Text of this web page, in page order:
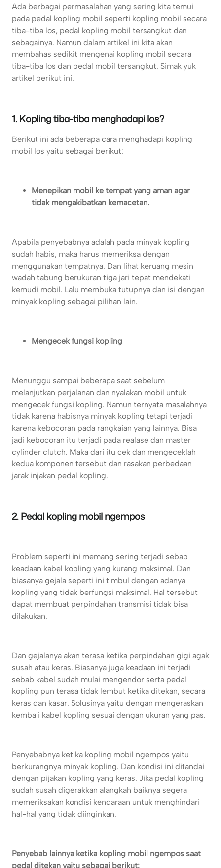
Ada berbagai permasalahan yang sering kita temui
pada pedal kopling mobil seperti kopling mobil secara
tiba-tiba los, pedal kopling mobil tersangkut dan
sebagainya. Namun dalam artikel ini kita akan
membahas sedikit mengenai kopling mobil secara
tiba-tiba los dan pedal mobil tersangkut. Simak yuk
artikel berikut ini.
1. Kopling tiba-tiba menghadapi los?
Berikut ini ada beberapa cara menghadapi kopling
mobil los yaitu sebagai berikut:
Menepikan mobil ke tempat yang aman agar
tidak mengakibatkan kemacetan.
Apabila penyebabnya adalah pada minyak kopling
sudah habis, maka harus memeriksa dengan
menggunakan tempatnya. Dan lihat keruang mesin
wadah tabung berukuran tiga jari tepat mendekati
kemudi mobil. Lalu membuka tutupnya dan isi dengan
minyak kopling sebagai pilihan lain.
Mengecek fungsi kopling
Menunggu sampai beberapa saat sebelum
melanjutkan perjalanan dan nyalakan mobil untuk
mengecek fungsi kopling. Namun ternyata masalahnya
tidak karena habisnya minyak kopling tetapi terjadi
karena kebocoran pada rangkaian yang lainnya. Bisa
jadi kebocoran itu terjadi pada realase dan master
cylinder clutch. Maka dari itu cek dan mengeceklah
kedua komponen tersebut dan rasakan perbedaan
jarak injakan pedal kopling.
2. Pedal kopling mobil ngempos
Problem seperti ini memang sering terjadi sebab
keadaan kabel kopling yang kurang maksimal. Dan
biasanya gejala seperti ini timbul dengan adanya
kopling yang tidak berfungsi maksimal. Hal tersebut
dapat membuat perpindahan transmisi tidak bisa
dilakukan.
Dan gejalanya akan terasa ketika perpindahan gigi agak
susah atau keras. Biasanya juga keadaan ini terjadi
sebab kabel sudah mulai mengendor serta pedal
kopling pun terasa tidak lembut ketika ditekan, secara
keras dan kasar. Solusinya yaitu dengan mengeraskan
kembali kabel kopling sesuai dengan ukuran yang pas.
Penyebabnya ketika kopling mobil ngempos yaitu
berkurangnya minyak kopling. Dan kondisi ini ditandai
dengan pijakan kopling yang keras. Jika pedal kopling
sudah susah digerakkan alangkah baiknya segera
memeriksakan kondisi kendaraan untuk menghindari
hal-hal yang tidak diinginkan.
Penyebab lainnya ketika kopling mobil ngempos saat
pedal ditekan yaitu sebagai berikut: